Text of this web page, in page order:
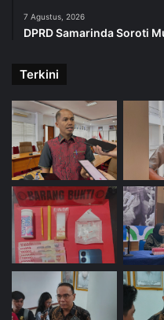
7 Agustus, 2026
DPRD Samarinda Soroti
Terkini